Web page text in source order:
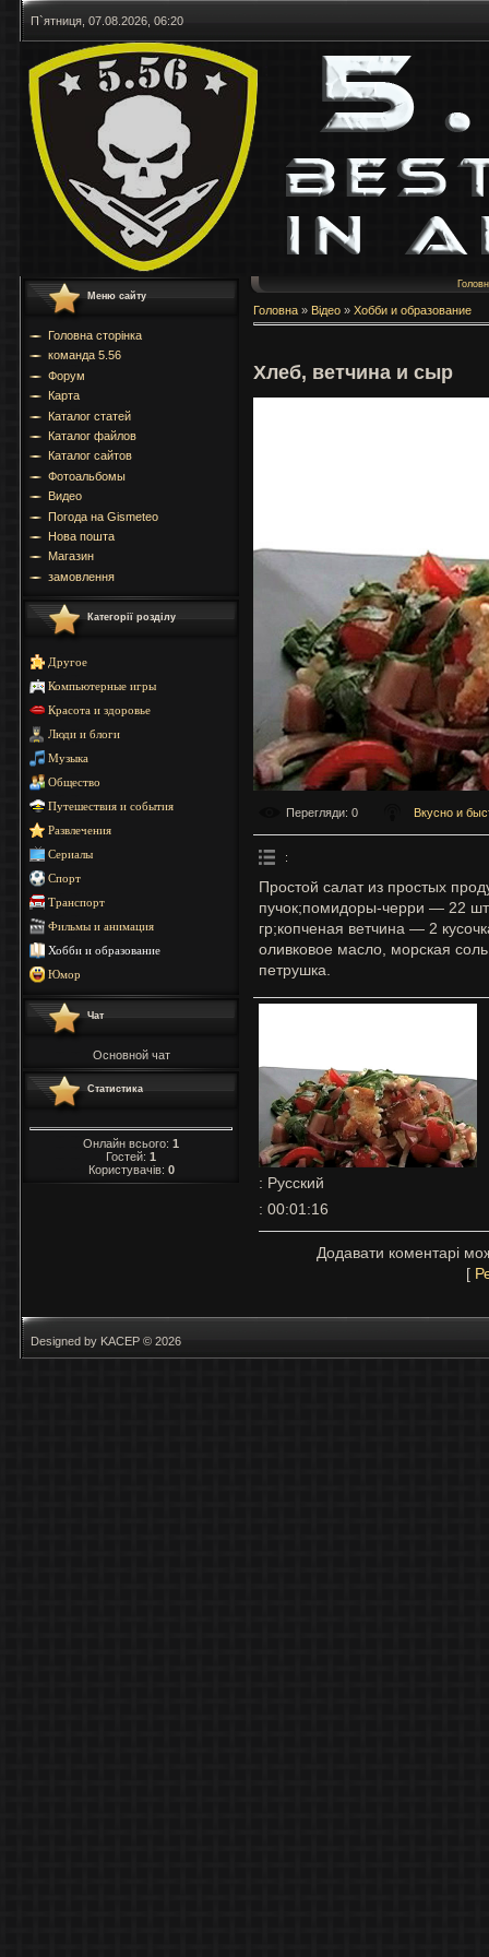
П`ятниця, 07.08.2026, 06:20
Меню сайту
Головна сторінка
команда 5.56
Форум
Карта
Каталог статей
Каталог файлов
Каталог сайтов
Фотоальбомы
Видео
Погода на Gismeteo
Нова пошта
Магазин
замовлення
Категорії розділу
Другое
Компьютерные игры
Красота и здоровье
Люди и блоги
Музыка
Общество
Путешествия и события
Развлечения
Сериалы
Спорт
Транспорт
Фильмы и анимация
Хобби и образование
Юмор
Чат
Основной чат
Статистика
Онлайн всього: 1
Гостей: 1
Користувачів: 0
Головна » Відео » Хобби и образование
Хлеб, ветчина и сыр
Перегляди: 0 Вкусно и
:
Простой салат из простых
пучок;помидоры-черри — 22
гр;копченая ветчина — 2
оливковое масло, морская
петрушка.
: Русский
: 00:01:16
Додавати коментарі
[
Designed by KACEP © 2026